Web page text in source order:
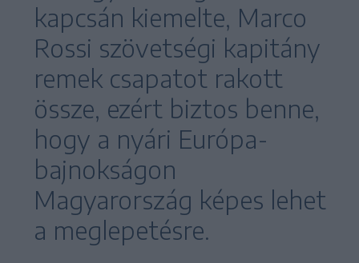
kapcsán kiemelte, Marco
Rossi szövetségi kapitány
remek csapatot rakott
össze, ezért biztos benne,
hogy a nyári Európa-
bajnokságon
Magyarország képes lehet
a meglepetésre.